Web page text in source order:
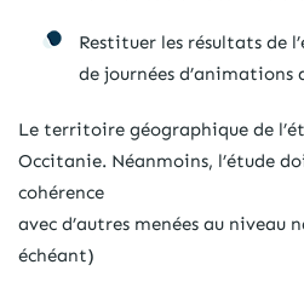
Restituer les résultats de
de journées d’animations
Le territoire géographique de
Occitanie. Néanmoins, l’étude
cohérence
avec d’autres menées au niveau
échéant)